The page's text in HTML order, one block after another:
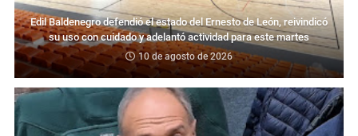
Edil Baldenegro defendió el estado del Ernesto de León, reivindicó
su uso con cuidado y adelantó actividad para este martes
10 de agosto de 2026